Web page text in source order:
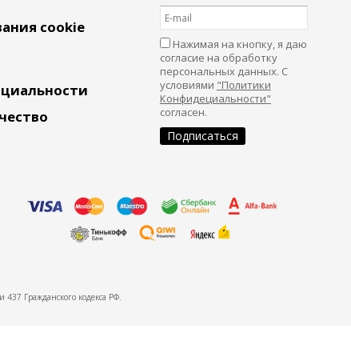
cookie
Нажимая на кнопку, я даю
согласие на обработку
персональных данных. С
условиями "Политики
Конфидециальности"
согласен.
Гражданского кодекса РФ.